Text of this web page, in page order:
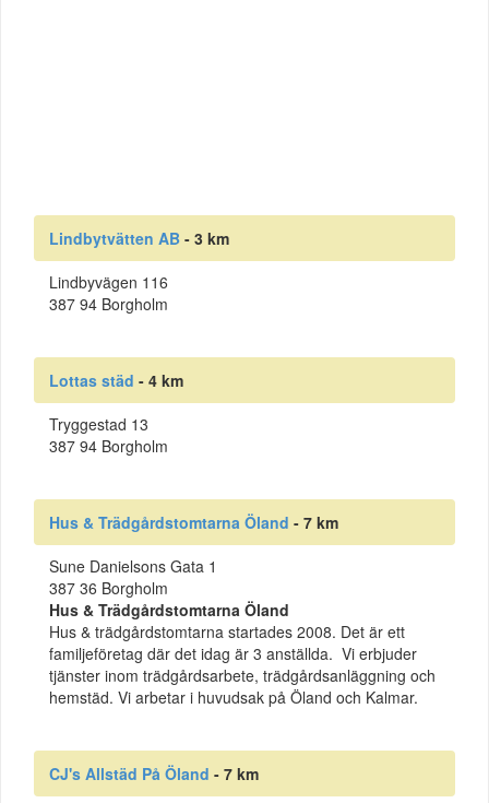
Lindbytvätten AB - 3 km
Lindbyvägen 116
387 94 Borgholm
Lottas städ - 4 km
Tryggestad 13
387 94 Borgholm
Hus & Trädgårdstomtarna Öland - 7 km
Sune Danielsons Gata 1
387 36 Borgholm
Hus & Trädgårdstomtarna Öland
Hus & trädgårdstomtarna startades 2008. Det är ett
familjeföretag där det idag är 3 anställda. Vi erbjuder
tjänster inom trädgårdsarbete, trädgårdsanläggning och
hemstäd. Vi arbetar i huvudsak på Öland och Kalmar.
CJ's Allstäd På Öland - 7 km